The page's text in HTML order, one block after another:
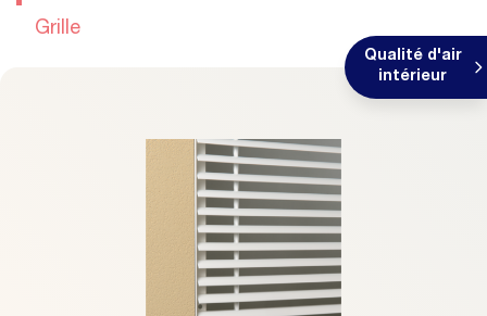
Qualité d'air
intérieur
Grille